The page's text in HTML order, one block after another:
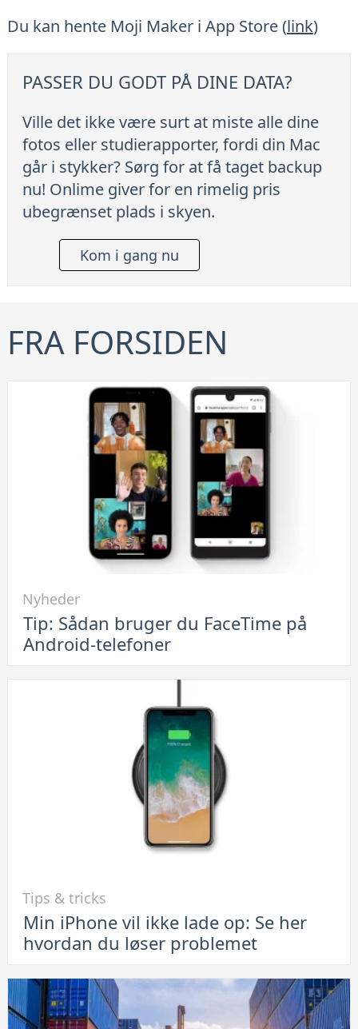
Du kan hente Moji Maker i App Store (link)
PASSER DU GODT PÅ DINE DATA?
Ville det ikke være surt at miste alle dine
fotos eller studierapporter, fordi din Mac
går i stykker? Sørg for at få taget backup
nu! Onlime giver for en rimelig pris
ubegrænset plads i skyen.
Kom i gang nu
FRA FORSIDEN
Tip:
Sådan
Nyheder
Tip: Sådan bruger du FaceTime på
Android-telefoner
Min
iPhone
ikke
lade
Tips & tricks
Min iPhone vil ikke lade op: Se her
hvordan du løser problemet